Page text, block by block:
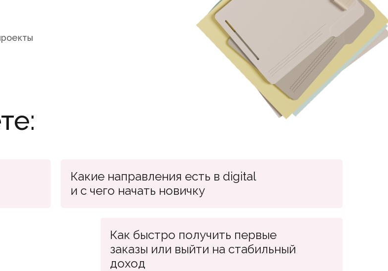
Как быстро получить первые
заказы или выйти на стабильный
доход
Какие направления есть в digital
и с чего начать новичку